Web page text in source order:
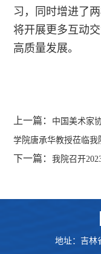
习，同时增进了
将开展更多互动
高质量发展。
上一篇： 中国美术家
学院唐承华教授莅临我
下一篇： 我院召开
地址：吉林